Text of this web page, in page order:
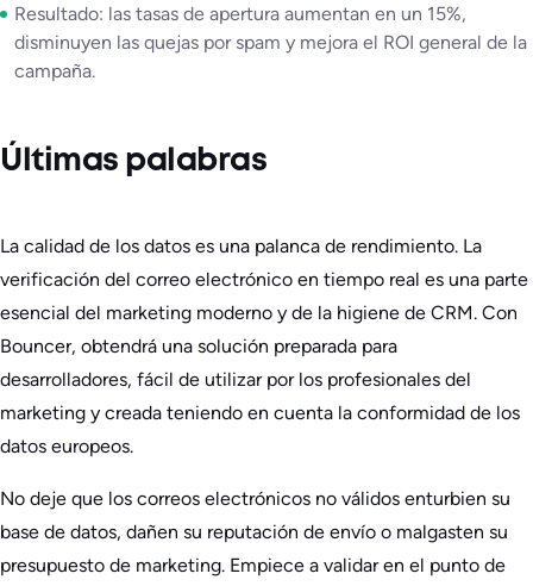
Resultado: las tasas de apertura aumentan en un 15%,
disminuyen las quejas por spam y mejora el ROI general de la
campaña.
Últimas palabras
La calidad de los datos es una palanca de rendimiento. La
verificación del correo electrónico en tiempo real es una parte
esencial del marketing moderno y de la higiene de CRM. Con
Bouncer, obtendrá una solución preparada para
desarrolladores, fácil de utilizar por los profesionales del
marketing y creada teniendo en cuenta la conformidad de los
datos europeos.
No deje que los correos electrónicos no válidos enturbien su
base de datos, dañen su reputación de envío o malgasten su
presupuesto de marketing. Empiece a validar en el punto de